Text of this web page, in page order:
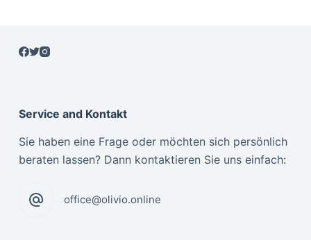
Service and Kontakt
Sie haben eine Frage oder möchten sich persönlich
beraten lassen? Dann kontaktieren Sie uns einfach:
office@olivio.online